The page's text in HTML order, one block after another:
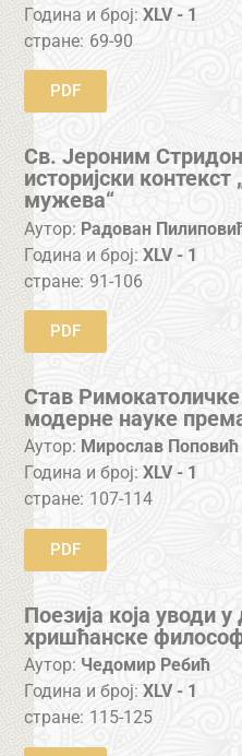
Година и број:XLV - 1
стране: 69-90
PDF
Св. Јероним
историјски
мужева“
Аутор: Радован
Година и број:XLV - 1
стране: 91-106
PDF
Став
модерне науке
Аутор: Мирослав Поповић
Година и број:XLV - 1
стране: 107-114
PDF
Поезија која уводи
хришћанске
Аутор: Чедомир Ребић
Година и број:XLV - 1
стране: 115-125